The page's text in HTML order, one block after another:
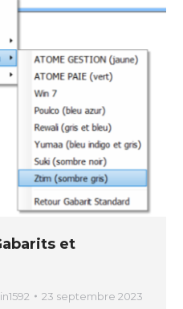
et
23 septembre 2023